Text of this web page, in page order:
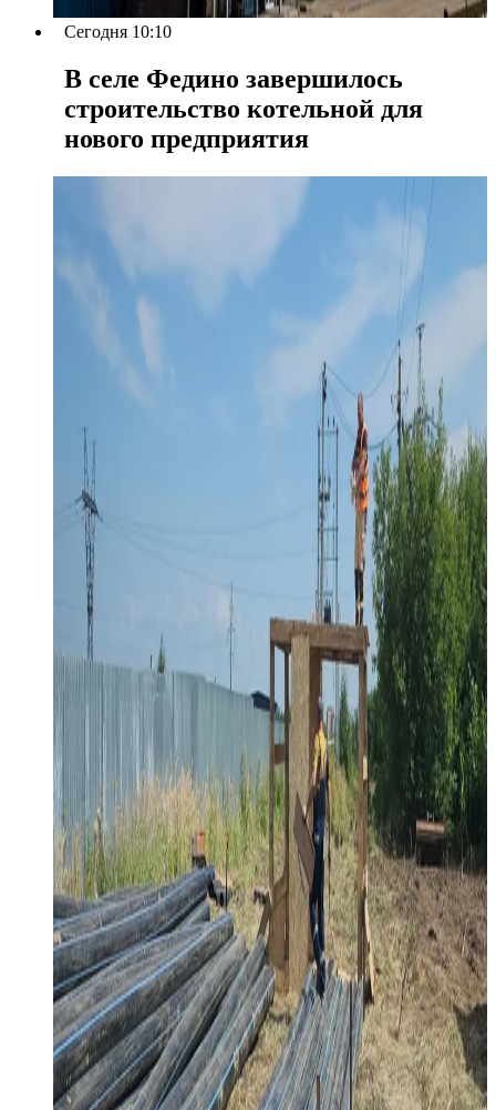
Сегодня 10:10
В селе Федино завершилось
строительство котельной для
нового предприятия